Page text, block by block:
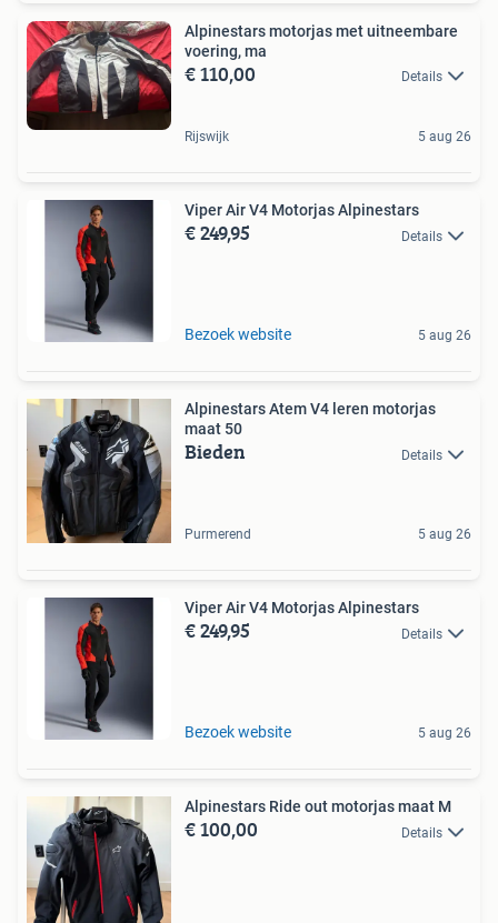
Alpinestars motorjas met uitneembare
voering, ma
€ 110,00 Details
Rijswijk 5 aug 26
Viper Air V4 Motorjas Alpinestars
€ 249,95 Details
Bezoek website 5 aug 26
Alpinestars Atem V4 leren motorjas
maat 50
Bieden Details
Purmerend 5 aug 26
Viper Air V4 Motorjas Alpinestars
€ 249,95 Details
Bezoek website 5 aug 26
Alpinestars Ride out motorjas maat M
€ 100,00 Details